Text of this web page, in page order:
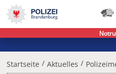
Startseite / Aktuelles /